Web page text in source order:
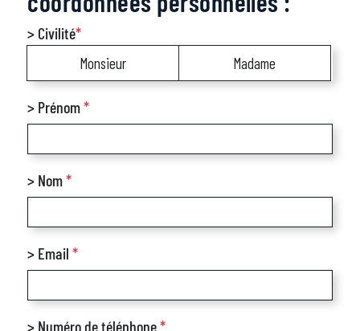
> Civilité*
Monsieur Madame
> Prénom*
> Nom*
> Email*
> Numéro de téléphone*